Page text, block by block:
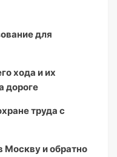
для
хода и их
дороге
труда с
Москву и обратно